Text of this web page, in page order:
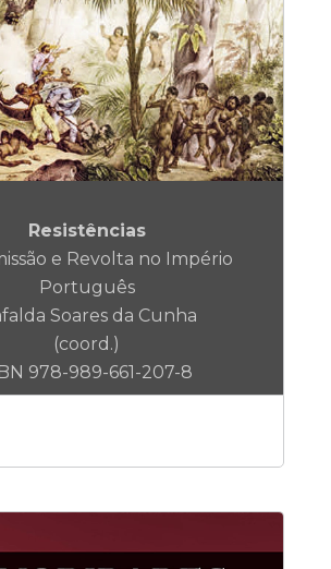
Resistências
e Revolta no Império
Português
Soares da Cunha
(coord.)
978-989-661-207-8